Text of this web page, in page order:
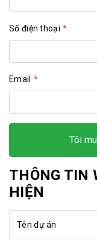
tên
miền
Hồ
sơ
năng
Số điện thoại *
Email *
Tôi
THÔNG TIN
HIỆN
Tên dự án